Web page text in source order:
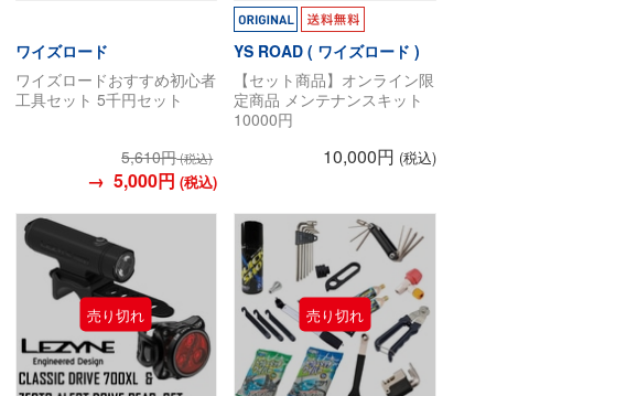
ワイズロード
ワイズロードおすすめ初心者
工具セット 5千円セット
5,610円(税込)
→ 5,000円 (税込)
YS ROAD ( ワイズロード )
【セット商品】オンライン限
定商品 メンテナンスキット
10000円
10,000円 (税込)